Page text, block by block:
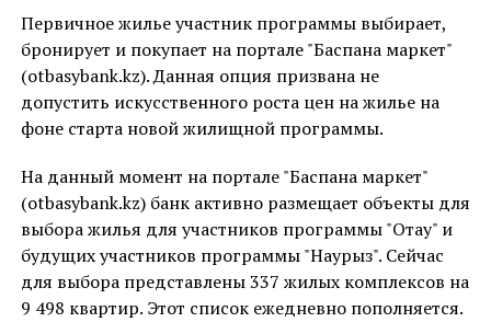
Первичное жилье участник программы выбирает,
бронирует и покупает на портале "Баспана маркет"
(otbasybank.kz). Данная опция призвана не
допустить искусственного роста цен на жилье на
фоне старта новой жилищной программы.
На данный момент на портале "Баспана маркет"
(otbasybank.kz) банк активно размещает объекты для
выбора жилья для участников программы "Отау" и
будущих участников программы "Наурыз". Сейчас
для выбора представлены 337 жилых комплексов на
9 498 квартир. Этот список ежедневно пополняется.